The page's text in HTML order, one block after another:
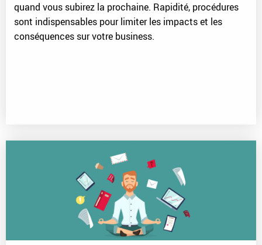
quand vous subirez la prochaine. Rapidité, procédures
sont indispensables pour limiter les impacts et les
conséquences sur votre business.